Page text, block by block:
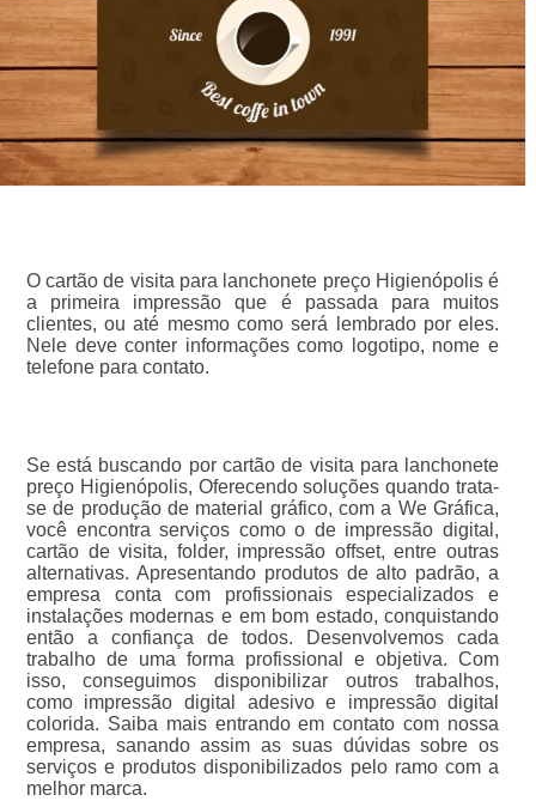
O cartão de visita para lanchonete preço Higienópolis é
a primeira impressão que é passada para muitos
clientes, ou até mesmo como será lembrado por eles.
Nele deve conter informações como logotipo, nome e
telefone para contato.
Se está buscando por cartão de visita para lanchonete
preço Higienópolis, Oferecendo soluções quando trata-
se de produção de material gráfico, com a We Gráfica,
você encontra serviços como o de impressão digital,
cartão de visita, folder, impressão offset, entre outras
alternativas. Apresentando produtos de alto padrão, a
empresa conta com profissionais especializados e
instalações modernas e em bom estado, conquistando
então a confiança de todos. Desenvolvemos cada
trabalho de uma forma profissional e objetiva. Com
isso, conseguimos disponibilizar outros trabalhos,
como impressão digital adesivo e impressão digital
colorida. Saiba mais entrando em contato com nossa
empresa, sanando assim as suas dúvidas sobre os
serviços e produtos disponibilizados pelo ramo com a
melhor marca.